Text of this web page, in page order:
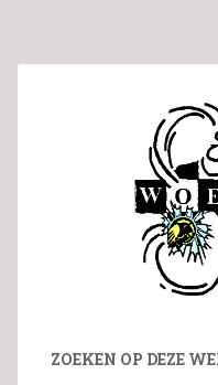
ZOEKEN OP DEZE